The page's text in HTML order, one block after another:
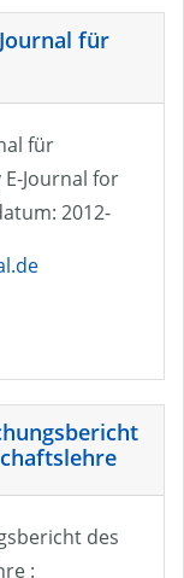
für
für
Journal for
2012-
des
: